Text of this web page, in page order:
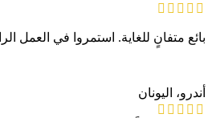
بائع متفانٍ للغاية. استمروا في العمل
أندرو، اليونان